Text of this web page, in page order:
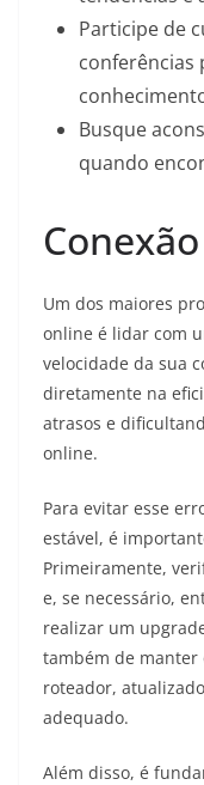
Participe de
conferências
Busque
quando
Um dos maiores
online é lidar com
velocidade da sua
diretamente na
atrasos e
online.
Para evitar esse
estável, é
Primeiramente,
e, se necessário,
realizar um
também de manter
roteador,
adequado.
Além disso, é